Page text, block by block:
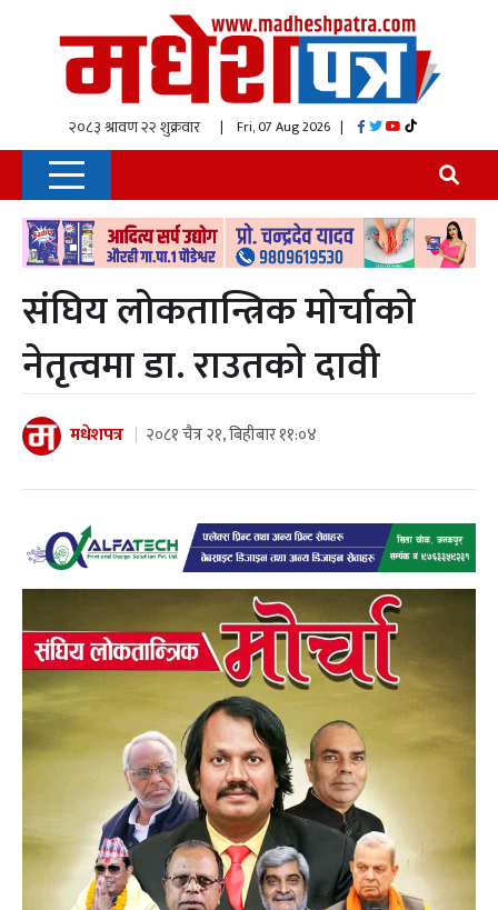
| Fri, 07 Aug 2026 |
संघिय लोकतान्त्रिक माेर्चाको
नेतृत्वमा डा. राउतको दावी
मधेशपत्र २०८१ चैत्र २१, बिहीबार ११:०४